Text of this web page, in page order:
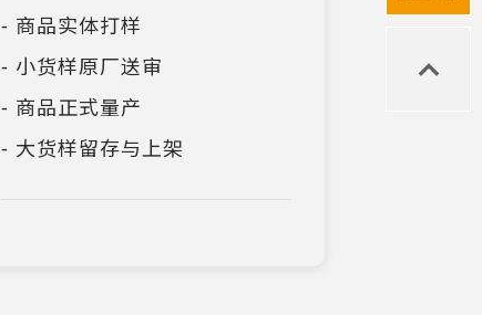
- 商品实体打样
- 小货样原厂送审
- 商品正式量产
- 大货样留存与上架